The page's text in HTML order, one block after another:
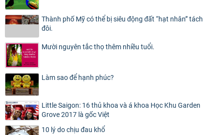
Thành phố Mỹ có thể bị siêu động đất “hạt nhân” tách
đôi.
Mười nguyên tắc thọ thêm nhiều tuổi.
Làm sao để hạnh phúc?
Little Saigon: 16 thủ khoa và á khoa Học Khu Garden
Grove 2017 là gốc Việt
10 lý do chịu đau khổ